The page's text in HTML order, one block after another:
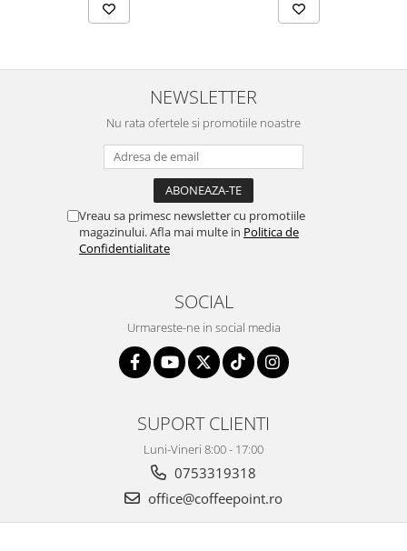
NEWSLETTER
Nu rata ofertele si promotiile noastre
Vreau sa primesc newsletter cu promotiile
magazinului. Afla mai multe in Politica de
Confidentialitate
SOCIAL
Urmareste-ne in social media
SUPORT CLIENTI
Luni-Vineri 8:00 - 17:00
0753319318
office@coffeepoint.ro